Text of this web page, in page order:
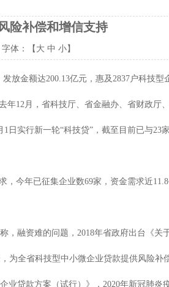
险补偿和增信支持
体：【 大 中 小】
金额达200.13亿元，惠及2837户科技型
12月，省科技厅、省金融办、省财政厅
日实行新一轮“科技贷”，截至目前已与23
今年已征集企业数69家，资金需求近
融资难的问题，2018年省政府出台《关
为全省科技型中小微企业贷款提供风险补
业贷款方案（试行）》，2020年新冠肺炎